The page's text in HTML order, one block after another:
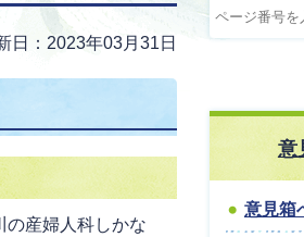
日：2023年03月31日
の産婦人科しかな
意
意見箱